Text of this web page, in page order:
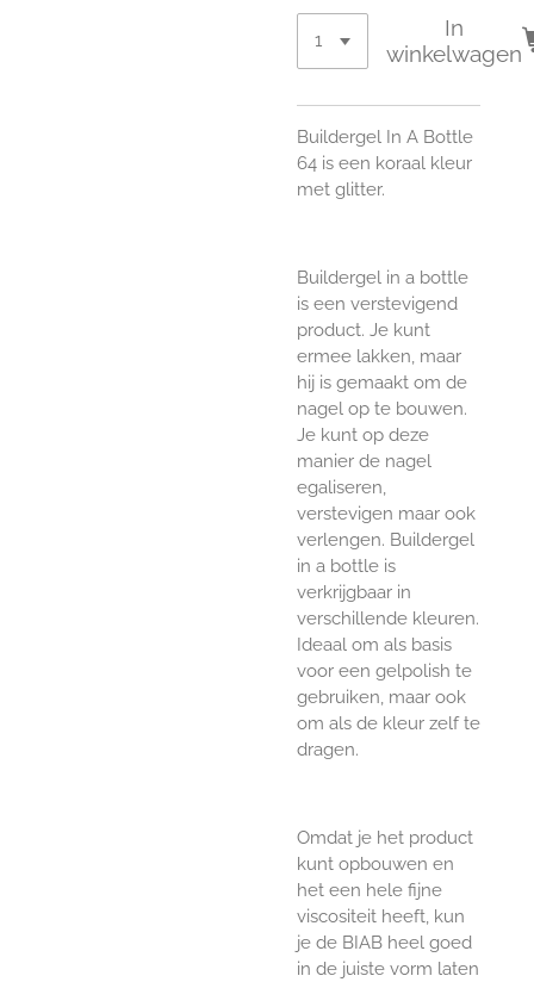
In
winkelwagen
Buildergel In A Bottle
64 is een koraal kleur
met glitter.
Buildergel in a bottle
is een verstevigend
product. Je kunt
ermee lakken, maar
hij is gemaakt om de
nagel op te bouwen.
Je kunt op deze
manier de nagel
egaliseren,
verstevigen maar ook
verlengen. Buildergel
in a bottle is
verkrijgbaar in
verschillende kleuren.
Ideaal om als basis
voor een gelpolish te
gebruiken, maar ook
om als de kleur zelf te
dragen.
Omdat je het product
kunt opbouwen en
het een hele fijne
viscositeit heeft, kun
je de BIAB heel goed
in de juiste vorm laten